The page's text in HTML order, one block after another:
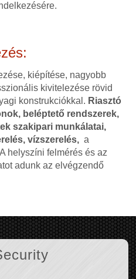
kiépítése, nagyobb
kivitelezése rövid
konstrukciókkal. Riasztó
beléptető rendszerek,
szakipari munkálatai,
vízszerelés,a
helyszíni felmérés és az
adunk az elvégzendő